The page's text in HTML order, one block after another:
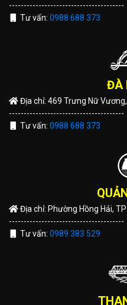
---------------------------------------
Tư vấn: 0988 688 373
ĐÀ
Địa chỉ: 469 Trưng Nữ
---------------------------------------
Tư vấn: 0988 688 373
Địa chỉ: Phường Hồng Hải,
---------------------------------------
Tư vấn: 0989 383 529